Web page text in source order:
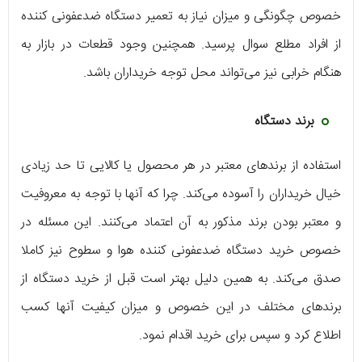
خصوص چگونگی و میزان نیاز به تعمیر دستگاه ضدعفونی کننده
از افراد مطلع سوال پرسید. همچنین وجود قطعات در بازار به
هنگام خرابی نیز می‌تواند محل توجه خریداران باشد.
برند دستگاه
استفاده از برندهای معتبر در هر محصول یا کالایی تا حد زیادی
خیال خریداران را آسوده می‌کند. چرا که آنها با توجه به معروفیت
و معتبر بودن برند مذکور به آن اعتماد می‌کنند. این مسئله در
خصوص خرید دستگاه ضدعفونی کننده هوا و سطوح نیز کاملا
صدق می‌کند. به همین دلیل بهتر است قبل از خرید دستگاه از
برندهای مختلف در این خصوص و میزان کیفیت آنها کسب
اطلاع کرد و سپس برای خرید اقدام نمود.